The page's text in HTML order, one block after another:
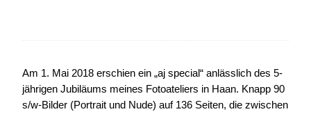
Am 1. Mai 2018 erschien ein „aj special“ anlässlich des 5-
jährigen Jubiläums meines Fotoateliers in Haan. Knapp 90
s/w-Bilder (Portrait und Nude) auf 136 Seiten, die zwischen